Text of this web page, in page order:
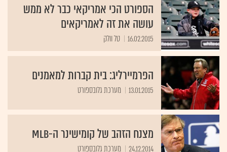
הספורט הכי אמריקאי כבר לא ממש
עושה את זה לאמריקאים
16.02.2015 טל וולק
הפרמיירליג: בית קברות למאמנים
13.01.2015 מערכת גלובספורט
מצנח הזהב של קומישינר ה-MLB
24.12.2014 מערכת גלובספורט